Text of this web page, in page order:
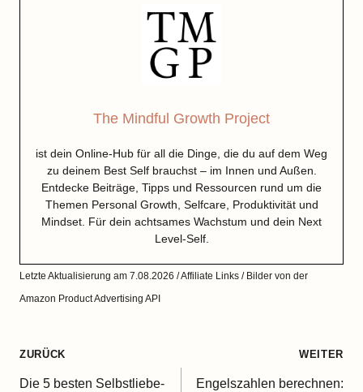
The Mindful Growth Project
ist dein Online-Hub für all die Dinge, die du auf dem Weg
zu deinem Best Self brauchst – im Innen und Außen.
Entdecke Beiträge, Tipps und Ressourcen rund um die
Themen Personal Growth, Selfcare, Produktivität und
Mindset. Für dein achtsames Wachstum und dein Next
Level-Self.
Letzte Aktualisierung am 7.08.2026 / Affiliate Links / Bilder von der
Amazon Product Advertising API
Beitragsnavigation
ZURÜCK
Die 5 besten Selbstliebe-
WEITER
Engelszahlen berechnen: